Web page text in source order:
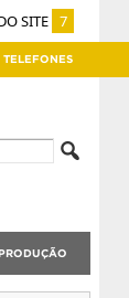
SITE 7
TELEFONES